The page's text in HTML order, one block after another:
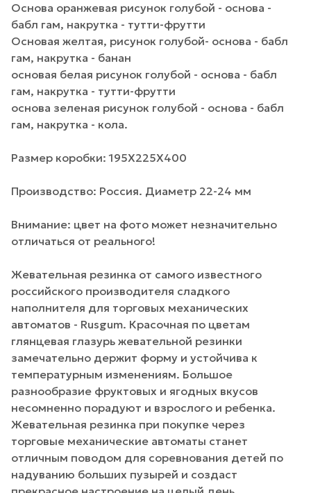
Основа оранжевая рисунок голубой - основа -
бабл гам, накрутка - тутти-фрутти
Основая желтая, рисунок голубой- основа - бабл
гам, накрутка - банан
основая белая рисунок голубой - основа - бабл
гам, накрутка - тутти-фрутти
основа зеленая рисунок голубой - основа - бабл
гам, накрутка - кола.
Размер коробки: 195Х225Х400
Производство: Россия. Диаметр 22-24 мм
Внимание: цвет на фото может незначительно
отличаться от реального!
Жевательная резинка от самого известного
российского производителя сладкого
наполнителя для торговых механических
автоматов - Rusgum. Красочная по цветам
глянцевая глазурь жевательной резинки
замечательно держит форму и устойчива к
температурным изменениям. Большое
разнообразие фруктовых и ягодных вкусов
несомненно порадуют и взрослого и ребенка.
Жевательная резинка при покупке через
торговые механические автоматы станет
отличным поводом для соревнования детей по
надуванию больших пузырей и создаст